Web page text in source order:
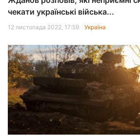
чекати українські війська...
12 листопада 2022, 17:59 Україна